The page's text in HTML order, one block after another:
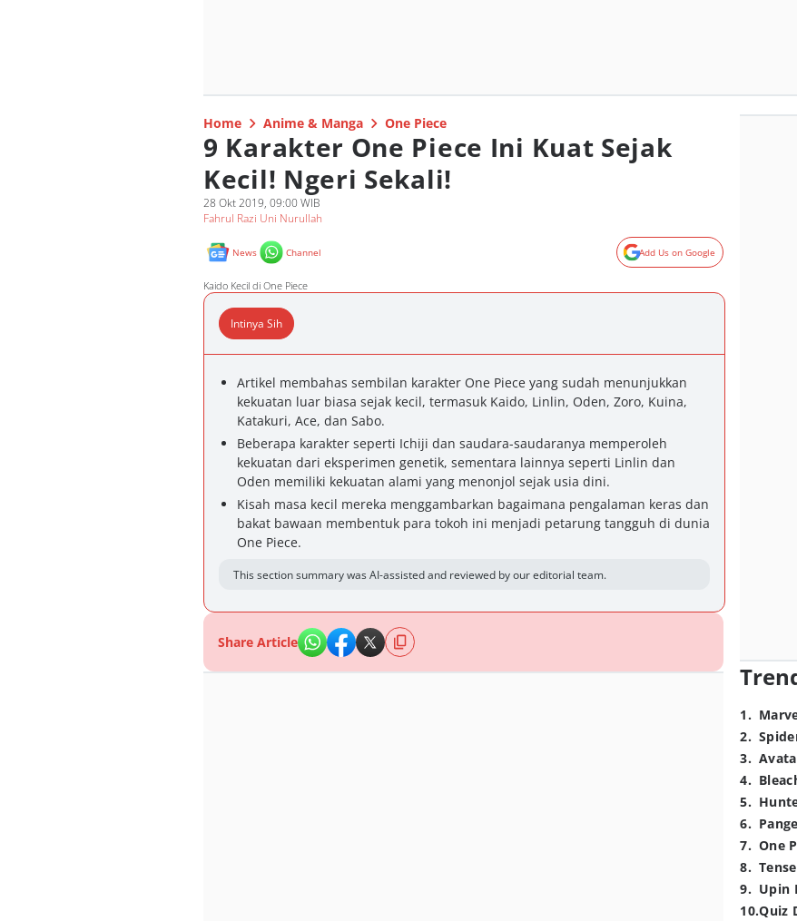
Home Anime & Manga One Piece
9 Karakter One Piece Ini Kuat Sejak
Kecil! Ngeri Sekali!
28 Okt 2019, 09:00 WIB
Fahrul Razi Uni Nurullah
News Channel Add Us on Google
Kaido Kecil di One Piece
Intinya Sih
Artikel membahas sembilan karakter One Piece yang sudah menunjukkan
kekuatan luar biasa sejak kecil, termasuk Kaido, Linlin, Oden, Zoro, Kuina,
Katakuri, Ace, dan Sabo.
Beberapa karakter seperti Ichiji dan saudara-saudaranya memperoleh
kekuatan dari eksperimen genetik, sementara lainnya seperti Linlin dan
Oden memiliki kekuatan alami yang menonjol sejak usia dini.
Kisah masa kecil mereka menggambarkan bagaimana pengalaman keras dan
bakat bawaan membentuk para tokoh ini menjadi petarung tangguh di dunia
One Piece.
This section summary was AI-assisted and reviewed by our editorial team.
Share Article
1.
2.
3.
4.
5.
6.
7. One
8.
9. Upin
10.Quiz